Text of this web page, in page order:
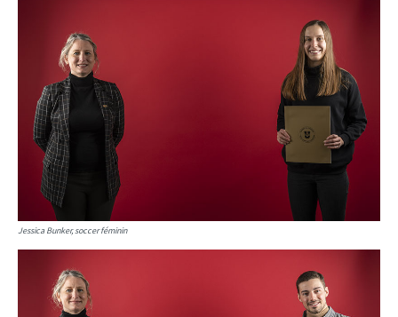
Jessica Bunker, soccer féminin